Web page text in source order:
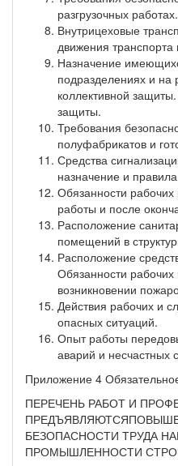
разгрузочных работах.
Внутрицеховые
движения
Назначение
подразделениях и на
коллективной
защиты.
Требования
полуфабрикатов и
Средства
назначение и
Обязанности
работы и после
Расположение
помещений в
Расположение
Обязанности
возникновении
Действия рабочих и
опасных ситуаций.
Опыт работы
аварий и несчастных
Приложение 4
ПЕРЕЧЕНЬ РАБОТ И
БЕЗОПАСНОСТИ ТРУДА
ПРОМЫШЛЕННОСТИ